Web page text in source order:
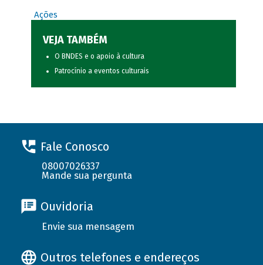
Ações
VEJA TAMBÉM
O BNDES e o apoio à cultura
Patrocínio a eventos culturais
Fale Conosco
08007026337
Mande sua pergunta
Ouvidoria
Envie sua mensagem
Outros telefones e endereços